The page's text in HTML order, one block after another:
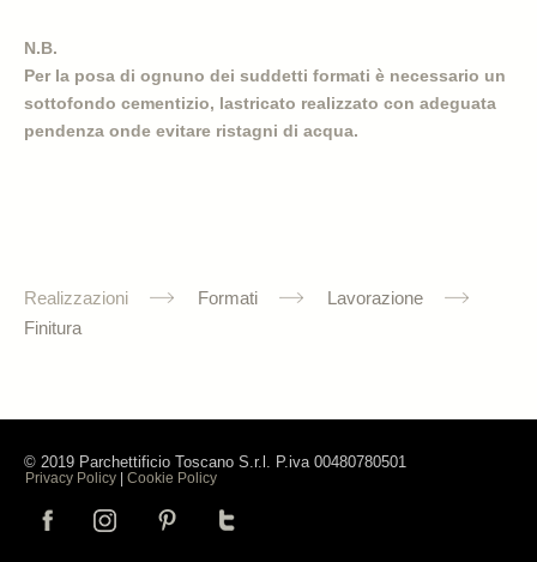
N.B.
Per la posa di ognuno dei suddetti formati è necessario un
sottofondo cementizio, lastricato realizzato con adeguata
pendenza onde evitare ristagni di acqua.
Realizzazioni Formati
Lavorazione
Finitura
© 2019 Parchettificio Toscano S.r.l. P.iva 00480780501
Privacy Policy Cookie Policy